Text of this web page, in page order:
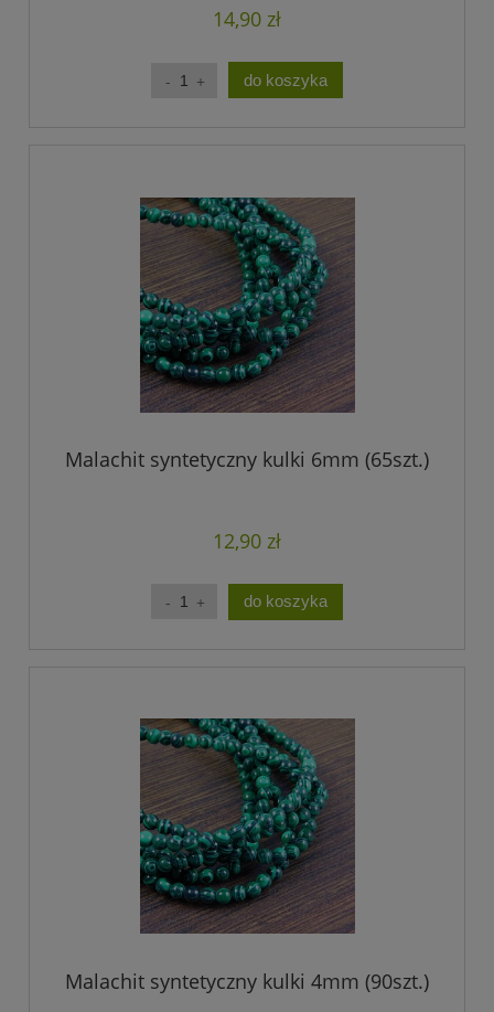
14,90 zł
do koszyka
Malachit syntetyczny kulki 6mm (65szt.)
12,90 zł
do koszyka
Malachit syntetyczny kulki 4mm (90szt.)